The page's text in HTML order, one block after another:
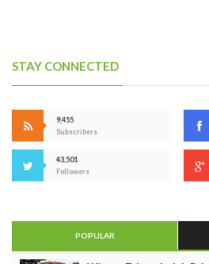
STAY CONNECTED
9,455
Subscribers
43,501
Followers
POPULAR